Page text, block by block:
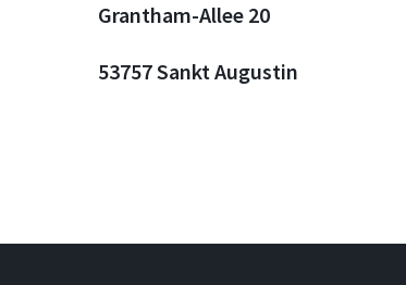
Grantham-Allee 20
53757 Sankt Augustin